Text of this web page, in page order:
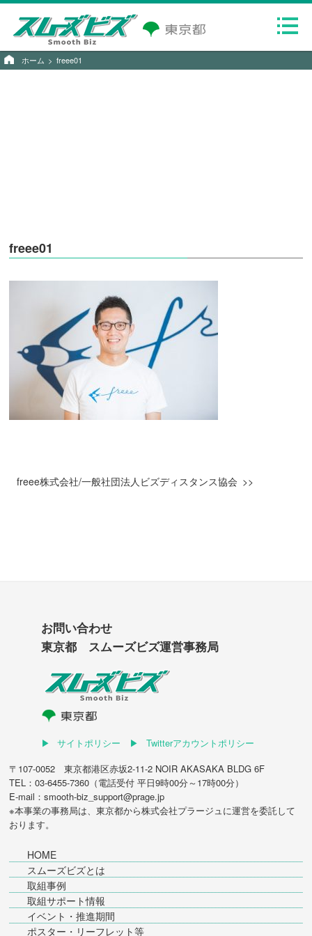
ホーム freee01
freee01
freee株式会社/一般社団法人ビズディスタンス協会
お問い合わせ
東京都 スムーズビズ運営事務局
サイトポリシー
Twitterアカウントポリシー
〒107-0052 東京都港区赤坂2-11-2 NOIR AKASAKA BLDG 6F
TEL：03-6455-7360（電話受付 平日9時00分～17時00分）
E-mail：smooth-biz_support@prage.jp
※本事業の事務局は、東京都から株式会社プラージュに運営を委託して
おります。
HOME
スムーズビズとは
取組事例
取組サポート情報
イベント・推進期間
ポスター・リーフレット等